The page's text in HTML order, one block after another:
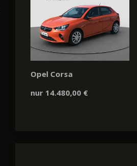
Opel Corsa
nur 14.480,00 €